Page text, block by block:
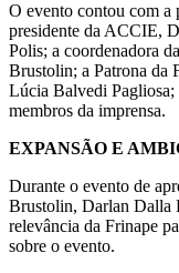
O evento contou com a
presidente da ACCIE,
Polis; a coordenadora
Brustolin; a Patrona da
Lúcia Balvedi Pagliosa;
membros da imprensa.
EXPANSÃO E
Durante o evento de
Brustolin, Darlan Dalla
relevância da Frinape
sobre o evento.